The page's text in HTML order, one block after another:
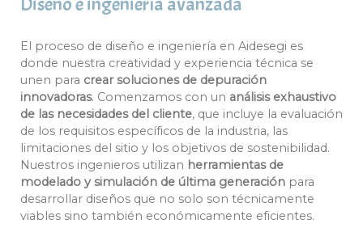
El proceso de diseño e ingeniería en Aidesegi es
donde nuestra creatividad y experiencia técnica se
unen para crear soluciones de depuración
innovadoras. Comenzamos con un análisis exhaustivo
de las necesidades del cliente, que incluye la evaluación
de los requisitos específicos de la industria, las
limitaciones del sitio y los objetivos de sostenibilidad.
Nuestros ingenieros utilizan herramientas de
modelado y simulación de última generación para
desarrollar diseños que no solo son técnicamente
viables sino también económicamente eficientes.